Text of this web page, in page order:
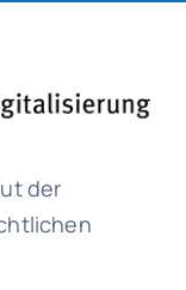
der